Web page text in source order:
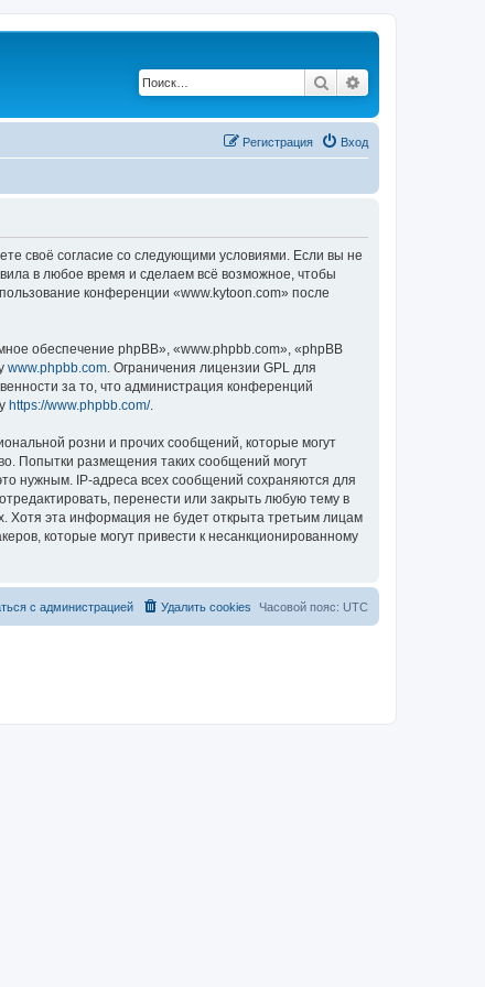
Поиск
Вход
Регистрация
своё согласие со следующими условиями. Если вы не
в любое время и сделаем всё возможное, чтобы
конференции «www.kytoon.com» после
обеспечение phpBB», «www.phpbb.com», «phpBB
www.phpbb.com . Ограничения лицензии GPL для
за то, что администрация конференций
https://www.phpbb.com/.
розни и прочих сообщений, которые могут
Попытки размещения таких сообщений могут
нужным. IP-адреса всех сообщений сохраняются для
перенести или закрыть любую тему в
Хотя эта информация не будет открыта третьим лицам
которые могут привести к несанкционированному
Часовой пояс: UTC
Удалить cookies
с администрацией